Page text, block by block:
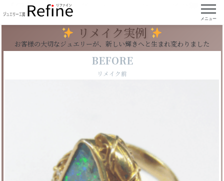
メニュー
【実例228】ボルダーオパールのリングの腕を切
ってペンダントにリフォーム
リメイク実例
お客様の大切なジュエリーが、新しい輝きへと生まれ変わりました
BEFORE
リメイク前